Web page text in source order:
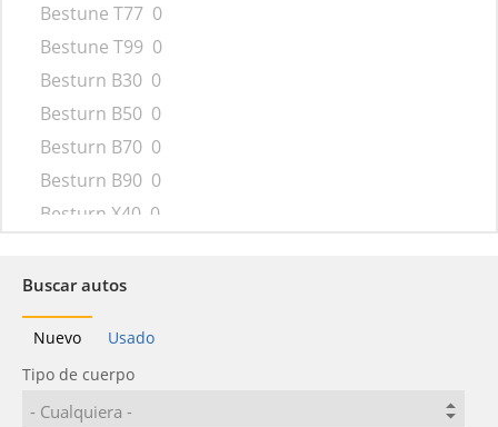
Bestune T77 0
Bestune T99 0
Besturn B30 0
Besturn B50 0
Besturn B70 0
Besturn B90 0
Besturn X40 0
C131 0
D60 0
Jiabao
0
Jinn 0
Kun Cheng
Buscar autos
Nuevo
Usado
Tipo de cuerpo